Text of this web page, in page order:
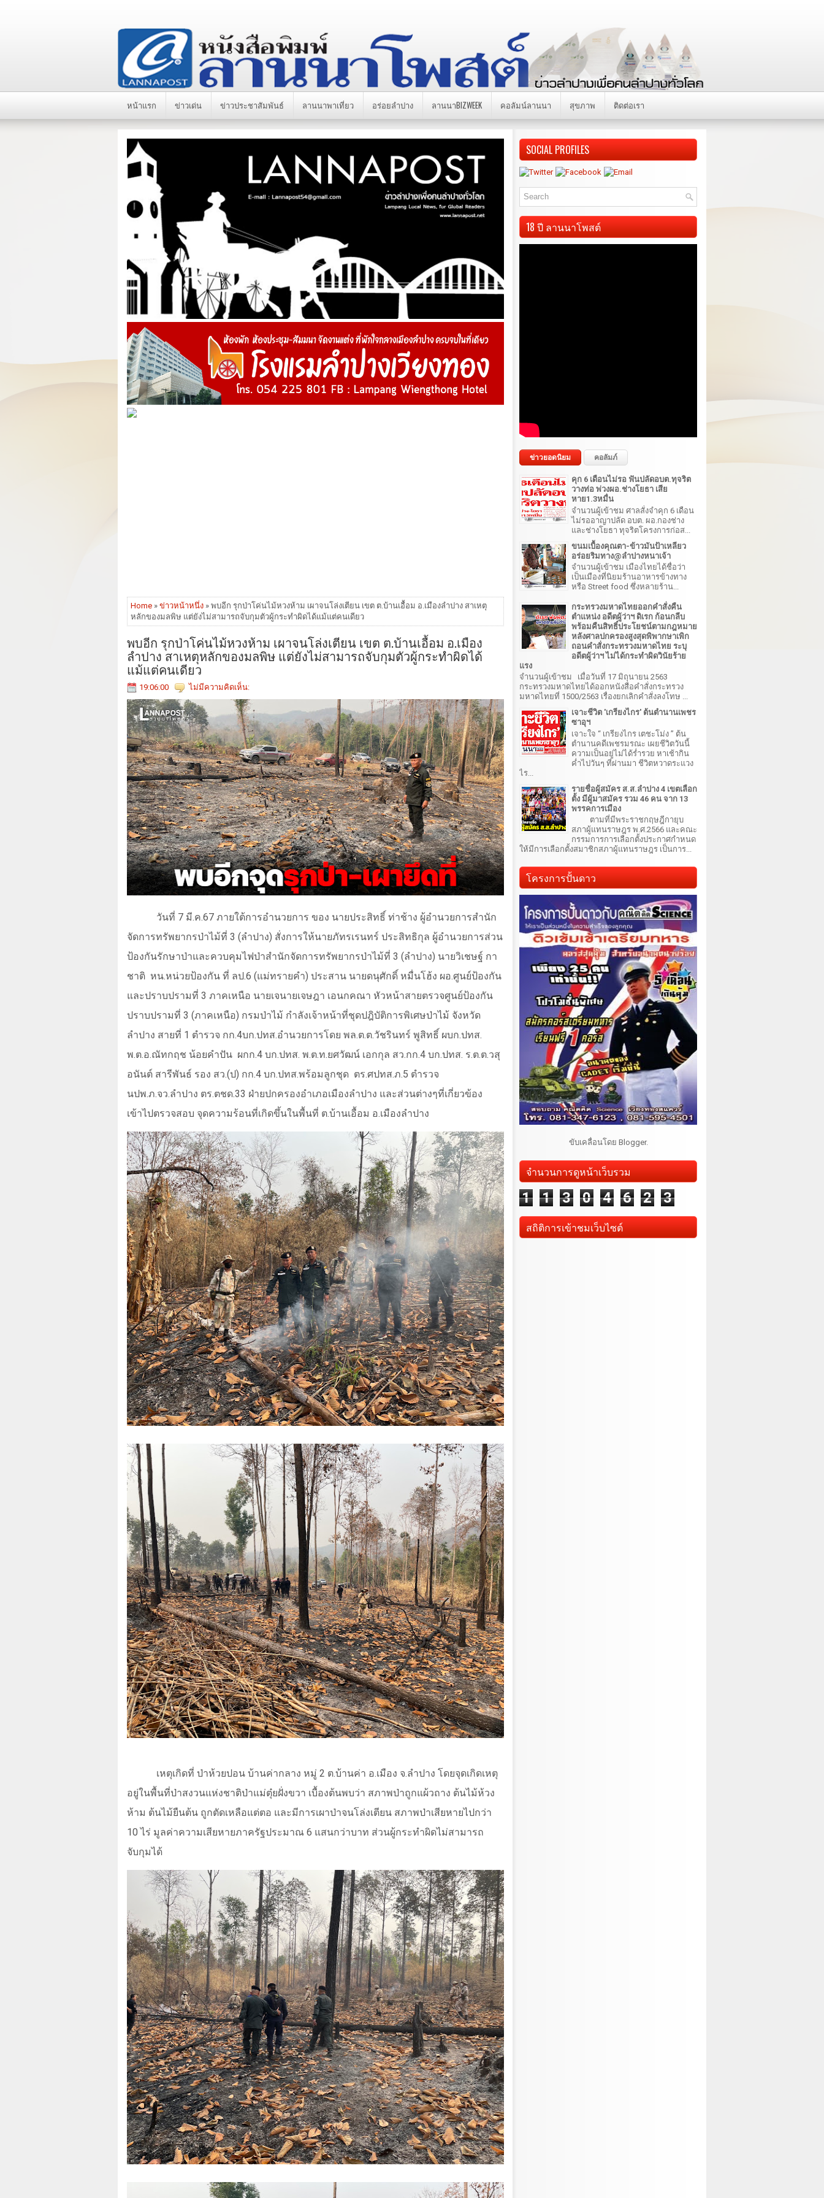
หน้าแรก ข่าวเด่น ข่าวประชาสัมพันธ์ ลานนาพาเที่ยว อร่อยลำปาง ลานนาBIZWEEK คอลัมน์ลานนา สุขภาพ ติดต่อเรา
Home » ข่าวหน้าหนึ่ง » พบอีก รุกป่าโค่นไม้หวงห้าม เผาจนโล่งเตียน เขต ต.บ้านเอื้อม อ.เมืองลำปาง สาเหตุ
หลักของมลพิษ แต่ยังไม่สามารถจับกุมตัวผู้กระทำผิดได้แม้แต่คนเดียว
พบอีก รุกป่าโค่นไม้หวงห้าม เผาจนโล่งเตียน เขต ต.บ้านเอื้อม อ.เมือง
ลำปาง สาเหตุหลักของมลพิษ แต่ยังไม่สามารถจับกุมตัวผู้กระทำผิดได้
แม้แต่คนเดียว
19:06:00 ไม่มีความคิดเห็น:
วันที่ 7 มี.ค.67 ภายใต้การอำนวยการ ของ นายประสิทธิ์ ท่าช้าง ผู้อำนวยการสำนัก
จัดการทรัพยากรป่าไม้ที่ 3 (ลำปาง) สั่งการให้นายภัทรเรนทร์ ประสิทธิกุล ผู้อำนวยการส่วน
ป้องกันรักษาป่าและควบคุมไฟป่าสำนักจัดการทรัพยากรป่าไม้ที่ 3 (ลำปาง) นายวิเชษฐ์ กา
ชาติ หน.หน่วยป้องกัน ที่ ลป.6 (แม่ทรายคำ) ประสาน นายดนุศักดิ์ หมื่นโฮ้ง ผอ.ศูนย์ป้องกัน
และปราบปรามที่ 3 ภาคเหนือ นายเจนายเจษฎา เอนกคณา หัวหน้าสายตรวจศูนย์ป้องกัน
ปราบปรามที่ 3 (ภาคเหนือ) กรมป่าไม้ กำลังเจ้าหน้าที่ชุดปฎิบัติการพิเศษป่าไม้ จังหวัด
ลำปาง สายที่ 1 ตำรวจ กก.4บก.ปทส.อำนวยการโดย พล.ต.ต.วัชรินทร์ พูสิทธิ์ ผบก.ปทส.
พ.ต.อ.ณัทกฤช น้อยคำปัน ผกก.4 บก.ปทส. พ.ต.ท.ยศวัฒน์ เอกกุล สว.กก.4 บก.ปทส. ร.ต.ต.วสุ
อนันต์ สารีพันธ์ รอง สว.(ป) กก.4 บก.ปทส.พร้อมลูกชุด ตร.ศปทส.ภ.5 ตำรวจ
นปพ.ภ.จว.ลำปาง ตร.ตชด.33 ฝ่ายปกครองอำเภอเมืองลำปาง และส่วนต่างๆที่เกี่ยวข้อง
เข้าไปตรวจสอบ จุดความร้อนที่เกิดขึ้นในพื้นที่ ต.บ้านเอื้อม อ.เมืองลำปาง
เหตุเกิดที่ ป่าห้วยปอน บ้านค่ากลาง หมู่ 2 ต.บ้านค่า อ.เมือง จ.ลำปาง โดยจุดเกิดเหตุ
อยู่ในพื้นที่ป่าสงวนแห่งชาติป่าแม่ตุ๋ยฝั่งขวา เบื้องต้นพบว่า สภาพป่าถูกแผ้วถาง ต้นไม้ห้วง
ห้าม ต้นไม้ยืนต้น ถูกตัดเหลือแต่ตอ และมีการเผาป่าจนโล่งเตียน สภาพป่าเสียหายไปกว่า
10 ไร่ มูลค่าความเสียหายภาครัฐประมาณ 6 แสนกว่าบาท ส่วนผู้กระทำผิดไม่สามารถ
จับกุมได้
SOCIAL PROFILES
18 ปี ลานนาโพสต์
ข่าวยอดนิยม คอลัมภ์
คุก 6 เดือนไม่รอ ฟันปลัดอบต.ทุจริต
วางท่อ พ่วงผอ.ช่างโยธา เสีย
หาย1.3หมื่น
จำนวนผู้เข้าชม ศาลสั่งจำคุก 6 เดือน
ไม่รออาญาปลัด อบต. ผอ.กองช่าง
และช่างโยธา ทุจริตโครงการก่อส...
ขนมเบื้องคุณตา-ข้าวมันป้าเหลียว
อร่อยริมทาง@ลำปางหนาเจ้า
จำนวนผู้เข้าชม เมืองไทยได้ชื่อว่า
เป็นเมืองที่นิยมร้านอาหารข้างทาง
หรือ Street food ซึ่งหลายร้าน...
กระทรวงมหาดไทยออกคำสั่งคืน
ตำแหน่ง อดีตผู้ว่าฯ ดิเรก ก้อนกลีบ
พร้อมคืนสิทธิ์ประโยชน์ตามกฎหมาย
หลังศาลปกครองสูงสุดพิพากษาเพิก
ถอนคำสั่งกระทรวงมหาดไทย ระบุ
อดีตผู้ว่าฯ ไม่ได้กระทำผิดวินัยร้าย
แรง
จำนวนผู้เข้าชม เมื่อวันที่ 17 มิถุนายน 2563
กระทรวงมหาดไทยได้ออกหนังสือคำสั่งกระทรวง
มหาดไทยที่ 1500/2563 เรื่องยกเลิกคำสั่งลงโทษ ...
เจาะชีวิต 'เกรียงไกร' ต้นตำนานเพชร
ซาอุฯ
เจาะใจ “ เกรียงไกร เตชะโม่ง ” ต้น
ตำนานคดีเพชรมรณะ เผยชีวิตวันนี้
ความเป็นอยู่ไม่ได้ร่ำรวย หาเช้ากิน
ค่ำไปวันๆ ที่ผ่านมา ชีวิตหวาดระแวง
ไร...
รายชื่อผู้สมัคร ส.ส.ลำปาง 4 เขตเลือก
ตั้ง มีผู้มาสมัคร รวม 46 คน จาก 13
พรรคการเมือง
ตามที่มีพระราชกฤษฎีกายุบ
สภาผู้แทนราษฎร พ.ศ.2566 และคณะ
กรรมการการเลือกตั้งประกาศกำหนด
ให้มีการเลือกตั้งสมาชิกสภาผู้แทนราษฎร เป็นการ...
โครงการปั้นดาว
ขับเคลื่อนโดย Blogger.
จำนวนการดูหน้าเว็บรวม
1 1 3 0 4 6 2 3
สถิติการเข้าชมเว็บไซต์